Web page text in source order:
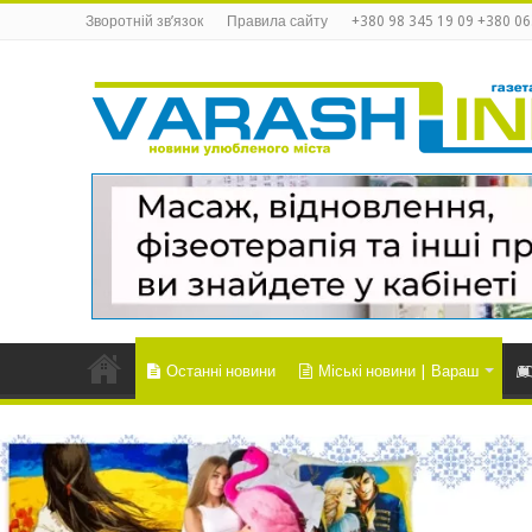
Зворотній зв’язок Правила сайту +380 98 345 19 09 +380
Останні новини Міські новини | Вараш